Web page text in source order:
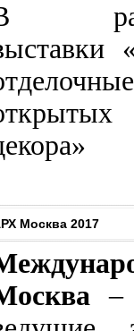
Москва 2017
–